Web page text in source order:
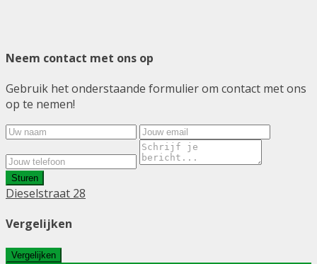
Neem contact met ons op
Gebruik het onderstaande formulier om contact met ons
op te nemen!
Sturen
Dieselstraat 28
Vergelijken
Vergelijken